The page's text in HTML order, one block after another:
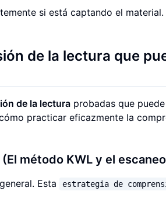
si está captando el
de la lectura que
de la lectura probadas que
practicar eficazmente la
método KWL y el
Esta estrategia de